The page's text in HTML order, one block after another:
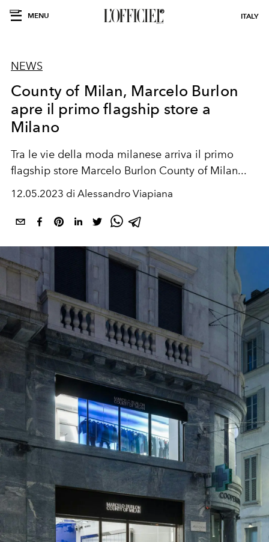
MENU ITALY
NEWS
County of Milan, Marcelo Burlon
apre il primo flagship store a
Milano
Tra le vie della moda milanese arriva il primo
flagship store Marcelo Burlon County of Milan...
12.05.2023 di Alessandro Viapiana